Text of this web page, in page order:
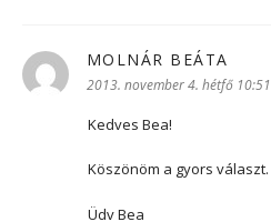
MOLNÁR BEÁTA
2013. november 4. hétfő 10:51
Kedves Bea!
Köszönöm a gyors választ.
Üdv Bea